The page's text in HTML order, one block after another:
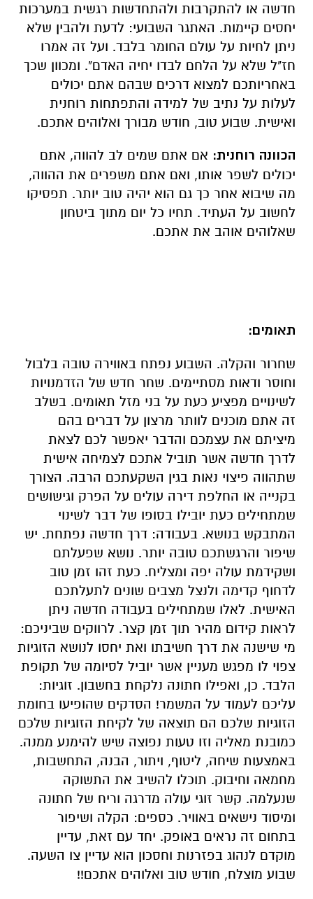
חדשה או להתקרבות ולהתחדשות רגשית במערכות
יחסים קיימות. האתגר השבועי: לדעת ולהבין שלא
ניתן לחיות על עולם החומר בלבד. ועל זה אמרו
חז"ל שלא על הלחם לבדו יחיה האדם". ומכוון שכך
באחריותכם למצוא דרכים שבהם אתם יכולים
לעלות על נתיב של למידה והתפתחות רוחנית
ואישית. שבוע טוב, חודש מבורך ואלוהים אתכם.
הכוונה רוחנית: אם אתם שמים לב להווה, אתם
יכולים לשפר אותו, ואם אתם משפרים את ההווה,
מה שיבוא אחר כך גם הוא יהיה טוב יותר. תפסיקו
לחשוב על העתיד. תחיו כל יום מתוך ביטחון
שאלוהים אוהב את אתכם.
תאומים:
שחרור והקלה. השבוע נפתח באווירה טובה בלבול
וחוסר ודאות מסתיימים. שחר חדש של הזדמנויות
לשינויים מפציע כעת על בני מזל תאומים. בשלב
זה אתם מוכנים לוותר מרצון על דברים בהם
מיציתם את עצמכם והדבר יאפשר לכם לצאת
לדרך חדשה אשר תוביל אתכם לצמיחה אישית
שתהווה פיצוי נאות בגין השקעתכם הרבה. הצורך
בקנייה או החלפת דירה עולים על הפרק וגישושים
שמתחילים כעת יובילו בסופו של דבר לשינוי
המתבקש בנושא. בעבודה: דרך חדשה נפתחת. יש
שיפור והרגשתכם טובה יותר. נושא שפעלתם
ושקידמת עולה יפה ומצליח. כעת זהו זמן טוב
לדחוף קדימה ולנצל מצבים שונים לתעלתכם
האישית. לאלו שמתחילים בעבודה חדשה ניתן
לראות קידום מהיר תוך זמן קצר. לרווקים שביניכם:
מי שישנה את דרך חשיבתו ואת יחסו לנושא הזוגיות
צפוי לו מפגש מעניין אשר יוביל לסיומה של תקופת
הלבד. כן, ואפילו חתונה נלקחת בחשבון. זוגיות:
עליכם לעמוד על המשמר! הסדקים שהופיעו בחומת
הזוגיות שלכם הם תוצאה של לקיחת הזוגיות שלכם
כמובנת מאליה וזו טעות נפוצה שיש להימנע ממנה.
באמצעות שיחה, ליטוף, ויתור, הבנה, התחשבות,
מחמאה וחיבוק. תוכלו להשיב את התשוקה
שנעלמה. קשר זוגי עולה מדרגה וריח של חתונה
ומיסוד נישאים באוויר. כספים: הקלה ושיפור
בתחום זה נראים באופק. יחד עם זאת, עדיין
מוקדם לנהוג בפזרנות וחסכון הוא עדיין צו השעה.
שבוע מוצלח, חודש טוב ואלוהים אתכם!!